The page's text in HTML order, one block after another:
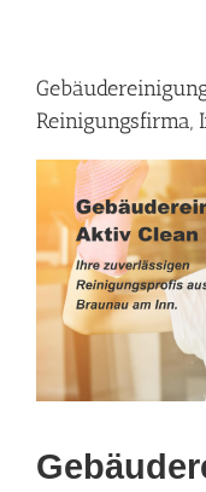
Reinigungsfirma,